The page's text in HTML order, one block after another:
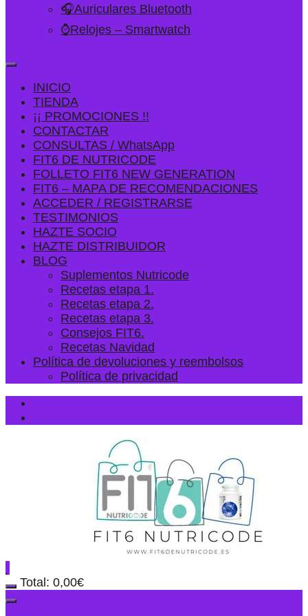
🎧Auriculares Bluetooth
⌚Relojes – Smartwatch
INICIO
TIENDA
¡¡ PROMOCIONES !!
CONTACTAR
CONSULTAS / WhatsApp
FIT6 DE NUTRICODE
FOLLETO FIT6 NEW GENERATION
FIT6 – MAPA DE RECOMENDACIONES
ACCEDER / REGISTRARSE
TESTIMONIOS
HAZTE SOCIO
HAZTE DISTRIBUIDOR
BLOG
Suplementos Nutricode
Recetas etapa 1.
Recetas etapa 2.
Recetas etapa 3.
Consejos FIT6.
Recetas Navidad
Política de devoluciones y reembolsos
Política de privacidad
Total: 0,00€